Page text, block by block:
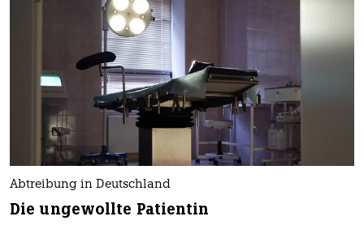
Abtreibung in Deutschland
Die ungewollte Patientin